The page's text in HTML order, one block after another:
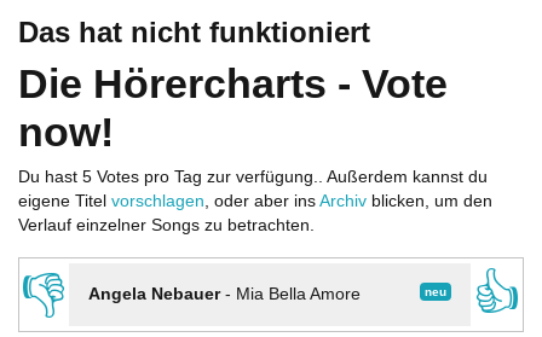
Das hat nicht funktioniert
Die Hörercharts - Vote
now!
Du hast 5 Votes pro Tag zur verfügung.. Außerdem kannst du
eigene Titel vorschlagen, oder aber ins Archiv blicken, um den
Verlauf einzelner Songs zu betrachten.
👎 neu
Angela Nebauer- Mia Bella Amore
👍